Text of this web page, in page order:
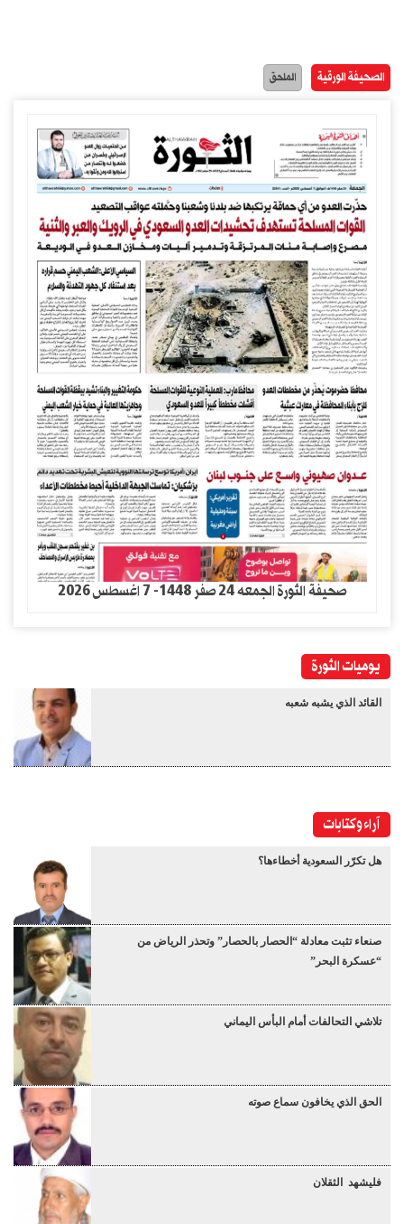
الصحيفة الورقية الملحق
صحيفة الثورة الجمعه 24 صفر 1448- 7 اغسطس 2026
يوميات الثورة
القائد الذي يشبه شعبه
آراء وكتابات
هل تكرّر السعودية أخطاءها؟
صنعاء تثبت معادلة “الحصار بالحصار” وتحذر الرياض من
“عسكرة البحر”
تلاشي التحالفات أمام البأس اليماني
الحق الذي يخافون سماع صوته
فليشهد الثقلان